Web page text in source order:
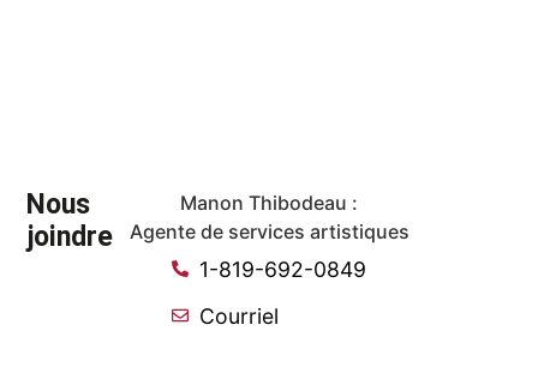
Nous
joindre
Manon Thibodeau :
Agente de services artistiques
1-819-692-0849
Courriel